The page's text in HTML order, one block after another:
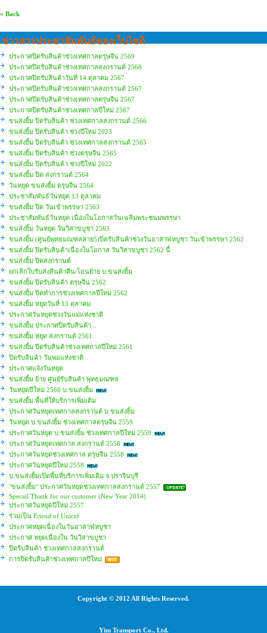
« Back
ข่าวสารประชาสัมพันธ์ของเว็บไซต์
ประกาศปิดรับสินค้าช่วงเทศกาลตรุษจีน 2569
ประกาศปิดรับสินค้าช่วงเทศกาลสงกรานต์ 2568
ประกาศปิดรับสินค้าวันที่ 14 ตุลาคม 2567
ประกาศปิดรับสินค้าช่วงเทศกาลสงกรานต์ 2567
ประกาศปิดรับสินค้าช่วงเทศกาลตรุษจีน 2567
ประกาศปิดรับสินค้าช่วงเทศกาลปีใหม่ 2567
ขนส่งยิ้ม ปิดรับสินค้า ช่วงเทศกาลสงกรานต์ 2566
ขนส่งยิ้ม ปิดรับสินค้า ช่วงปีใหม่ 2023
ขนส่งยิ้ม ปิดรับสินค้า ช่วงเทศกาลสงกรานต์ 2565
ขนส่งยิ้ม ปิดรับสินค้า ช่วงตรุษจีน 2565
ขนส่งยิ้ม ปิดรับสินค้า ช่วงปีใหม่ 2022
ขนส่งยิ้ม ปิด สงกรานต์ 2564
วันหยุด ขนส่งยิ้ม ตรุษจีน 2564
ประชาสัมพันธ์วันหยุด 13 ตุลาคม
ขนส่งยิ้ม ปิด วันเข้าพรรษา 2563
ประชาสัมพันธ์วันหยุด เนื่องในโอกาสวันเฉลิมพระชนมพรรษา
ขนส่งยิ้ม วันหยุด วันวิสาขบูชา 2563
ขนส่งยิ้ม (ศูนย์พุทธมณฑลสาย5)ปิดรับสินค้าช่วงวันอาสาฬหบูชา วันเข้าพรรษา 2562
ขนส่งยิ้ม ปิดรับสินค้าเนื่องในโอกาส วันวิสาขบูชา 2562 นี้
ขนส่งยิ้ม ปิดสงกรานต์
ยกเลิกใบรับส่งสินค้าคืน/โอนย้าย บ.ขนส่งยิ้ม
ขนส่งยิ้ม ปิดรับสินค้า ตรุษจีน 2562
ขนส่งยิ้ม ปิดทำการช่วงเทศกาลปีใหม่ 2562
ขนส่งยิ้ม หยุดวันที่ 13 ตุลาคม
ประกาศวันหยุดช่วงวันแม่แห่งชาติ
ขนส่งยิ้ม ประกาศปิดรับสินค้า...
ขนส่งยิ้ม หยุด สงกรานต์ 2561
ขนส่งยิ้ม ปิดรับสินค้าช่วงเทศกาลปีใหม่ 2561
ปิดรับสินค้า วันพ่อแห่งชาติ
ประกาศแจ้งวันหยุด
ขนส่งยิ้ม ย้าย ศูนย์รับสินค้า พุทธมณฑล
วันหยุดปีใหม่ 2560 บ.ขนส่งยิ้ม
ขนส่งยิ้ม พื้นที่ให้บริการเพิ่มเติม
ประกาศวันหยุดเทศกาลสงกรานต์ บ.ขนส่งยิ้ม
วันหยุด บ.ขนส่งยิ้ม ช่วงเทศกาลตรุษจีน 2559
ประกาศวันหยุด บ.ขนส่งยิ้ม ช่วงเทศกาลปีใหม่ 2559
ประกาศวันหยุดเทศกาล สงกรานต์ 2558
ประกาศวันหยุดช่วงเทศกาล ตรุษจีน 2558
ประกาศวันหยุดปีใหม่ 2558
บ.ขนส่งยิ้มเปิดพื้นที่บริการเพิ่มเติม จ.ปราจีนบุรี
"ขนส่งยิ้ม" ประกาศวันหยุดช่วงเทศกาลสงกรานต์ 2557
Specail Thank for our customer (New Year 2014)
ประกาศวันหยุดปีใหม่ 2557
ร่วมเป็น Friend of Unicef
ประกาศหยุดเนื่องในวันอาสาฬหบูชา
ประกาศ หยุดเนื่องใน วันวิสาขบูชา
ปิดรับสินค้า ช่วงเทศกาลสงกรานต์
การปิดรับสินค้าช่วงเทศกาลปีใหม่
Copyright © 2012 All Rights Reserved.
Yim Transport Co., Ltd.